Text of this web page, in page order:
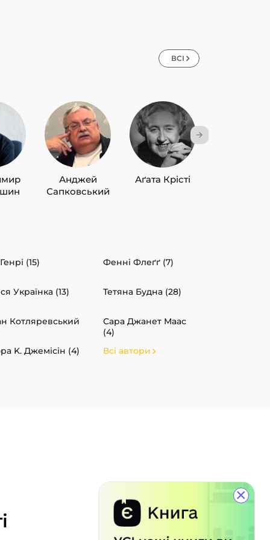
×
ВСІ
Анджей
Сапковський
Аґата Крісті
(15) Фенні Флеґґ (7)
Українка (13) Тетяна Будна (28)
Котляревський
Сара Джанет Маас
(4)
K. Джемісін (4) Всі автори